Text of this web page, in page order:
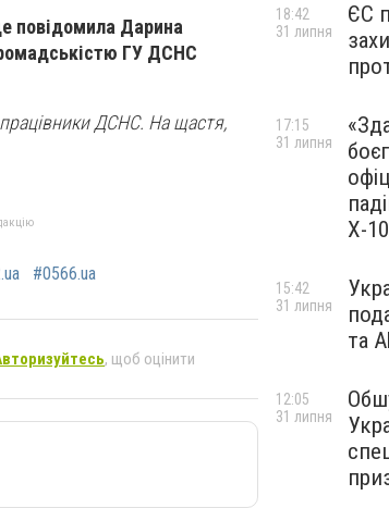
повідомила Дарина
ГУ ДСНС
працівники ДСНС. На щастя,
#0566.ua
, щоб оцінити
ЄС
18:42
31 липня
Х-
17:15
31 липня
та
15:42
31 липня
12:05
31 липня